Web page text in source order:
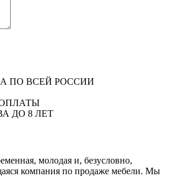
ПО ВСЕЙ РОССИИ
ДО 8 ЛЕТ
молодая и, безусловно,
компания по продаже мебели. Мы